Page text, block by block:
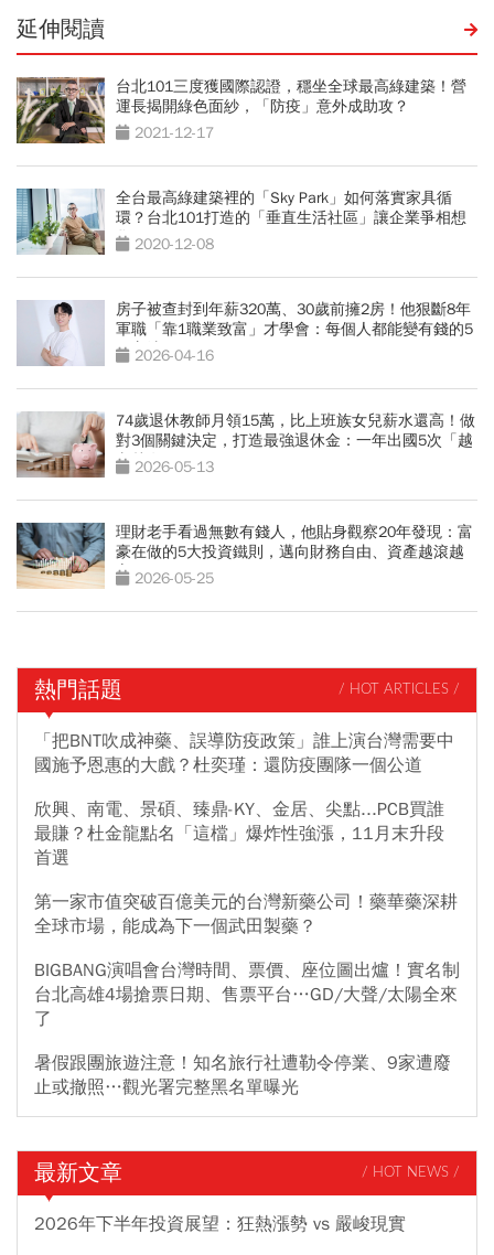
延伸閱讀
台北101三度獲國際認證，穩坐全球最高綠建築！營
運長揭開綠色面紗，「防疫」意外成助攻？
2021-12-17
全台最高綠建築裡的「Sky Park」如何落實家具循
環？台北101打造的「垂直生活社區」讓企業爭相想
學習2020-12-08
房子被查封到年薪320萬、30歲前擁2房！他狠斷8年
軍職「靠1職業致富」才學會：每個人都能變有錢的5
種方法
2026-04-16
74歲退休教師月領15萬，比上班族女兒薪水還高！做
對3個關鍵決定，打造最強退休金：一年出國5次「越
老越有錢」
2026-05-13
理財老手看過無數有錢人，他貼身觀察20年發現：富
豪在做的5大投資鐵則，邁向財務自由、資產越滾越
富 2026-05-25
熱門話題 / HOT ARTICLES /
「把BNT吹成神藥、誤導防疫政策」誰上演台灣需要中
國施予恩惠的大戲？杜奕瑾：還防疫團隊一個公道
欣興、南電、景碩、臻鼎-KY、金居、尖點...PCB買誰
最賺？杜金龍點名「這檔」爆炸性強漲，11月末升段
首選
第一家市值突破百億美元的台灣新藥公司！藥華藥深耕
全球市場，能成為下一個武田製藥？
BIGBANG演唱會台灣時間、票價、座位圖出爐！實名制
台北高雄4場搶票日期、售票平台…GD/大聲/太陽全來
了
暑假跟團旅遊注意！知名旅行社遭勒令停業、9家遭廢
止或撤照…觀光署完整黑名單曝光
最新文章 / HOT NEWS /
2026年下半年投資展望：狂熱漲勢 vs 嚴峻現實